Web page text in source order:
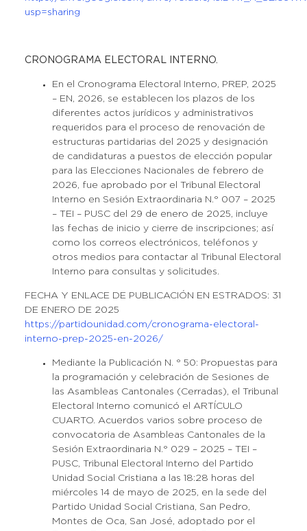
usp=sharing
CRONOGRAMA ELECTORAL INTERNO.
En el Cronograma Electoral Interno, PREP, 2025
– EN, 2026, se establecen los plazos de los
diferentes actos jurídicos y administrativos
requeridos para el proceso de renovación de
estructuras partidarias del 2025 y designación
de candidaturas a puestos de elección popular
para las Elecciones Nacionales de febrero de
2026, fue aprobado por el Tribunal Electoral
Interno en Sesión Extraordinaria N.° 007 – 2025
– TEI – PUSC del 29 de enero de 2025, incluye
las fechas de inicio y cierre de inscripciones; así
como los correos electrónicos, teléfonos y
otros medios para contactar al Tribunal Electoral
Interno para consultas y solicitudes.
FECHA Y ENLACE DE PUBLICACIÓN EN ESTRADOS: 31
DE ENERO DE 2025
https://partidounidad.com/cronograma-electoral-
interno-prep-2025-en-2026/
Mediante la Publicación N. ° 50: Propuestas para
la programación y celebración de Sesiones de
las Asambleas Cantonales (Cerradas), el Tribunal
Electoral Interno comunicó el ARTÍCULO
CUARTO. Acuerdos varios sobre proceso de
convocatoria de Asambleas Cantonales de la
Sesión Extraordinaria N.° 029 – 2025 – TEI –
PUSC, Tribunal Electoral Interno del Partido
Unidad Social Cristiana a las 18:28 horas del
miércoles 14 de mayo de 2025, en la sede del
Partido Unidad Social Cristiana, San Pedro,
Montes de Oca, San José, adoptado por el